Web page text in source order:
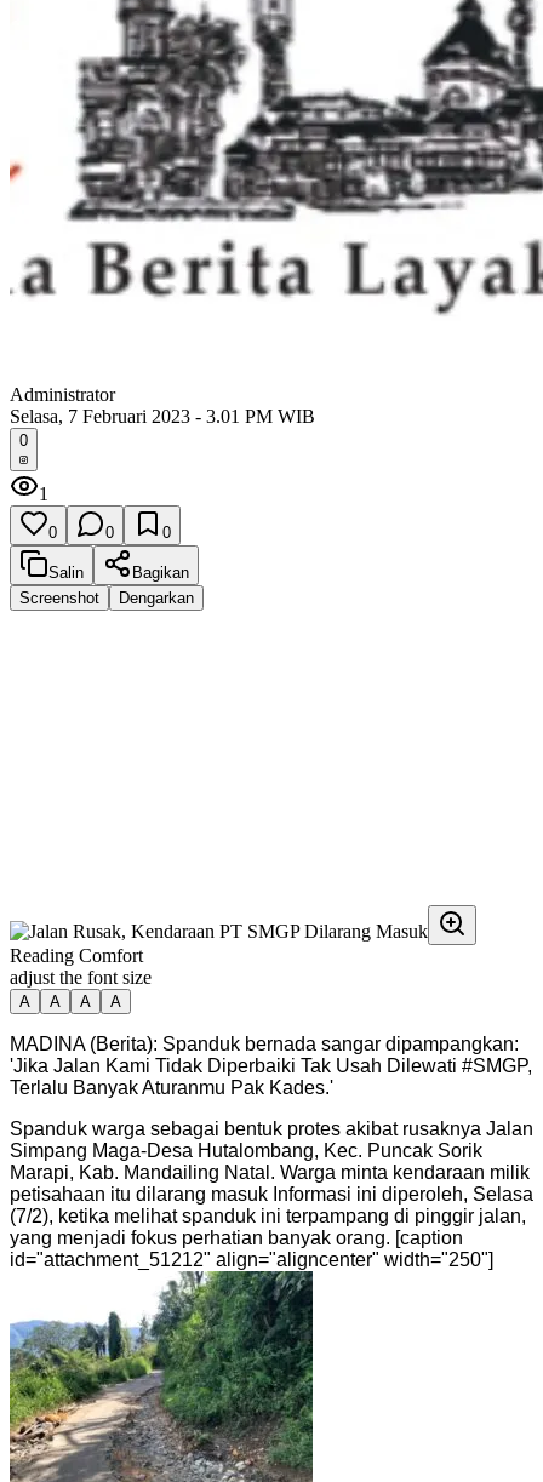
Administrator
Selasa, 7 Februari 2023 - 3.01 PM WIB
0
1
0 0 0
Salin
Bagikan
Screenshot
Dengarkan
Reading Comfort
adjust the font size
A A A A
MADINA (Berita): Spanduk bernada sangar dipampangkan:
'Jika Jalan Kami Tidak Diperbaiki Tak Usah Dilewati #SMGP,
Terlalu Banyak Aturanmu Pak Kades.'
Spanduk warga sebagai bentuk protes akibat rusaknya Jalan
Simpang Maga-Desa Hutalombang, Kec. Puncak Sorik
Marapi, Kab. Mandailing Natal. Warga minta kendaraan milik
petisahaan itu dilarang masuk Informasi ini diperoleh, Selasa
(7/2), ketika melihat spanduk ini terpampang di pinggir jalan,
yang menjadi fokus perhatian banyak orang. [caption
id="attachment_51212" align="aligncenter" width="250"]